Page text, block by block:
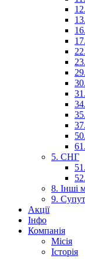
5. СНГ
8. Інші
9.
Акції
Інфо
Компанія
Місія
Історія